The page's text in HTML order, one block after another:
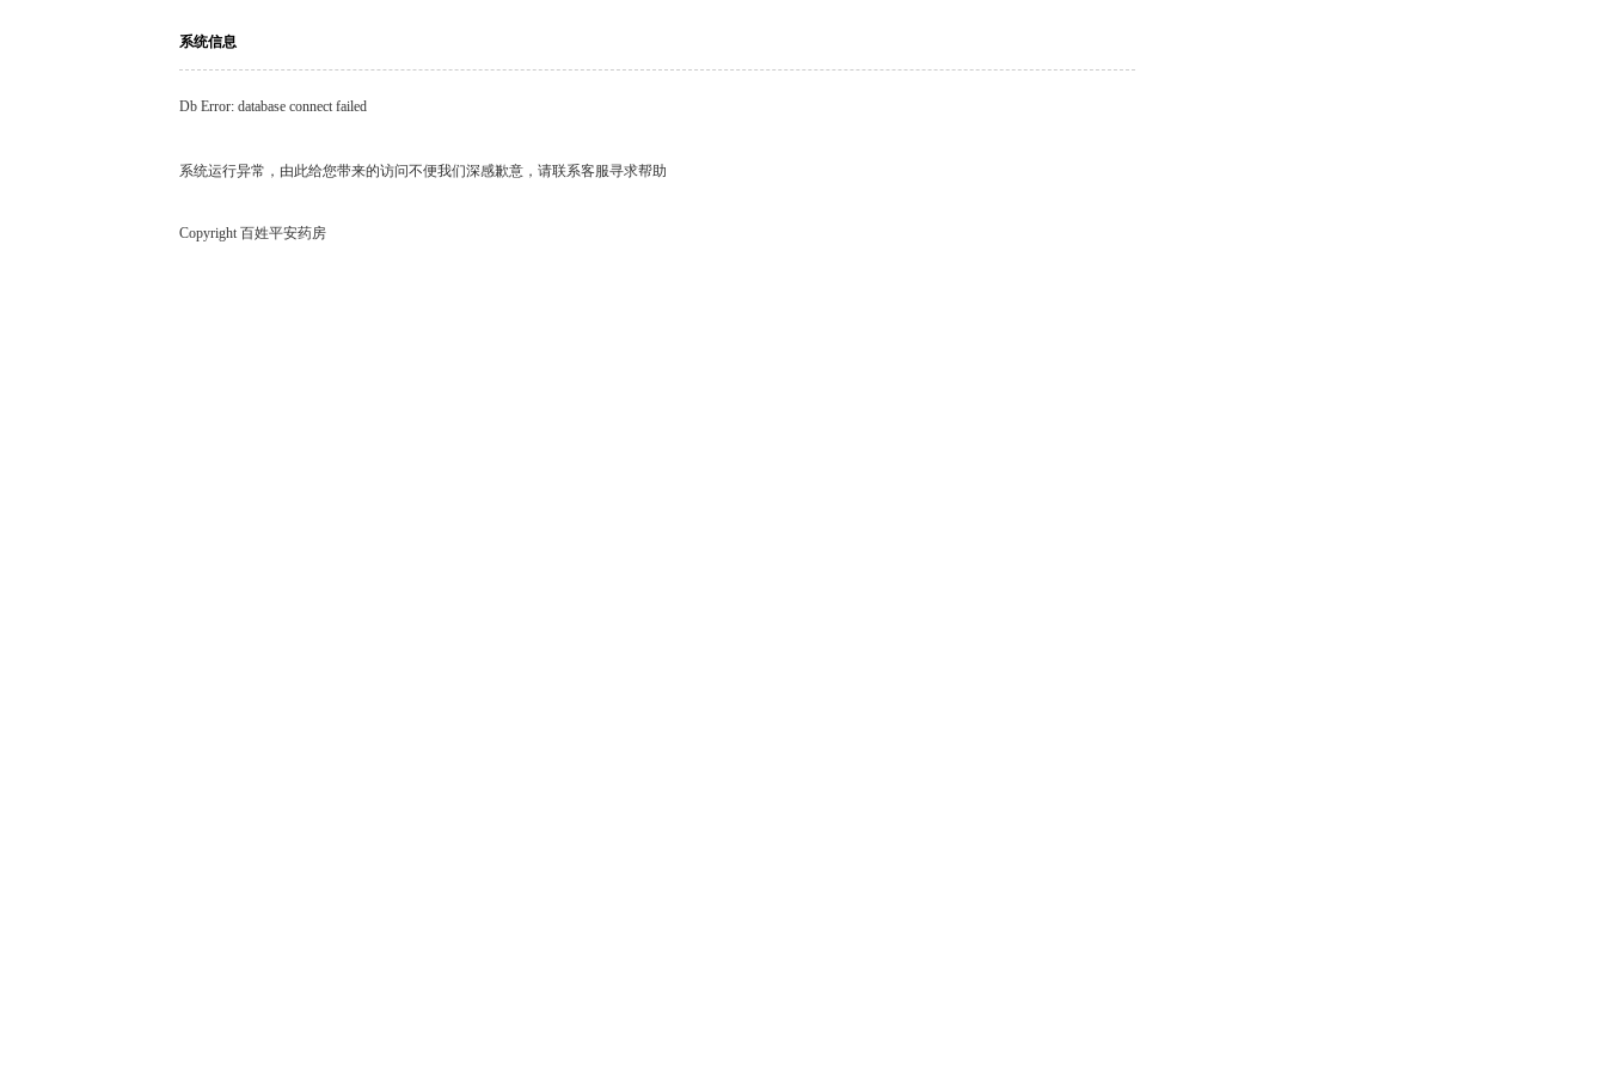
系统信息
Db Error: database connect failed
系统运行异常，由此给您带来的访问不便我们深感歉意，请联系客服寻求帮助
Copyright 百姓平安药房